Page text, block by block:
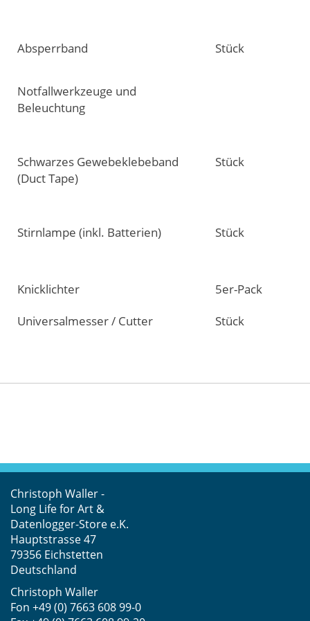
Absperrband Stück
Notfallwerkzeuge und
Beleuchtung
Schwarzes Gewebeklebeband
(Duct Tape)
Stück
Stirnlampe (inkl. Batterien) Stück
Knicklichter
5er-Pack
Universalmesser / Cutter
Stück
Christoph Waller -
Long Life for Art &
Datenlogger-Store e.K.
Hauptstrasse 47
79356 Eichstetten
Deutschland
Christoph Waller
Fon +49 (0) 7663 608 99-0